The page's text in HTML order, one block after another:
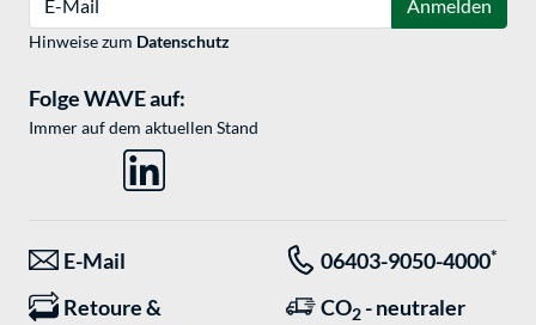
Anmelden
Hinweise zum Datenschutz
Folge WAVE auf:
Immer auf dem aktuellen Stand
E-Mail 06403-9050-4000*
Retoure &
CO2 - neutraler